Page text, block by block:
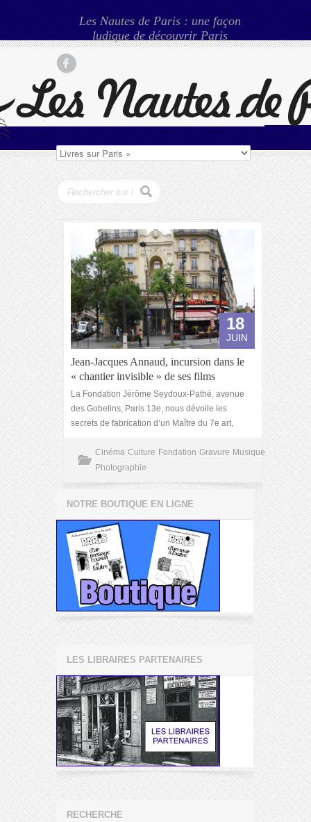
Les Nautes de Paris : une façon
ludique de découvrir Paris
18
JUIN
Jean-Jacques Annaud, incursion dans le
« chantier invisible » de ses films
La Fondation Jérôme Seydoux-Pathé, avenue
des Gobelins, Paris 13e, nous dévoile les
secrets de fabrication d’un Maître du 7e art,
Cinéma Culture Fondation Gravure Musique
Photographie
NOTRE BOUTIQUE EN LIGNE
LES LIBRAIRES PARTENAIRES
RECHERCHE